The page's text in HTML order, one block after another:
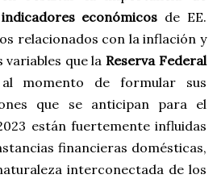
indicadores económicos de EE.
relacionados con la inflación y
variables que la Reserva Federal
momento de formular sus
que se anticipan para el
están fuertemente influidas
financieras domésticas,
interconectada de los